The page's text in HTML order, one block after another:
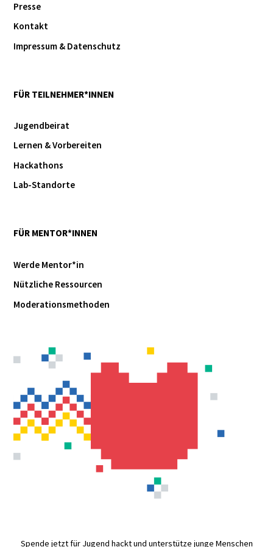
Presse
Kontakt
Impressum & Datenschutz
FÜR TEILNEHMER*INNEN
Jugendbeirat
Lernen & Vorbereiten
Hackathons
Lab-Standorte
FÜR MENTOR*INNEN
Werde Mentor*in
Nützliche Ressourcen
Moderationsmethoden
Spende jetzt für Jugend hackt und unterstütze junge Menschen